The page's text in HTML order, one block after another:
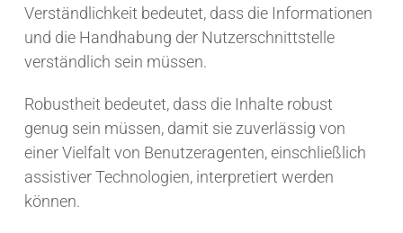
Verständlichkeit bedeutet, dass die Informationen
und die Handhabung der Nutzerschnittstelle
verständlich sein müssen.
Robustheit bedeutet, dass die Inhalte robust
genug sein müssen, damit sie zuverlässig von
einer Vielfalt von Benutzeragenten, einschließlich
assistiver Technologien, interpretiert werden
können.